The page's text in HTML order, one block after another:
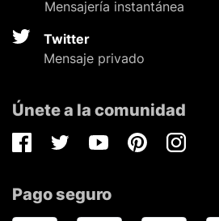
Mensajería instantánea
Twitter
Mensaje privado
Únete a la comunidad
FacebookTwitterYoutubePinterestInstagram
Pago seguro